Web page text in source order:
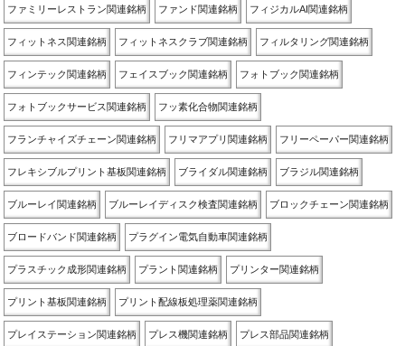
ファミリーレストラン関連銘柄 ファンド関連銘柄 フィジカルAI関連銘柄
フィットネス関連銘柄 フィットネスクラブ関連銘柄 フィルタリング関連銘柄
フィンテック関連銘柄 フェイスブック関連銘柄 フォトブック関連銘柄
フォトブックサービス関連銘柄 フッ素化合物関連銘柄
フランチャイズチェーン関連銘柄 フリマアプリ関連銘柄 フリーペーパー関連銘柄
フレキシブルプリント基板関連銘柄 ブライダル関連銘柄 ブラジル関連銘柄
ブルーレイ関連銘柄 ブルーレイディスク検査関連銘柄 ブロックチェーン関連銘柄
ブロードバンド関連銘柄 プラグイン電気自動車関連銘柄
プラスチック成形関連銘柄 プラント関連銘柄 プリンター関連銘柄
プリント基板関連銘柄 プリント配線板処理薬関連銘柄
プレイステーション関連銘柄 プレス機関連銘柄 プレス部品関連銘柄